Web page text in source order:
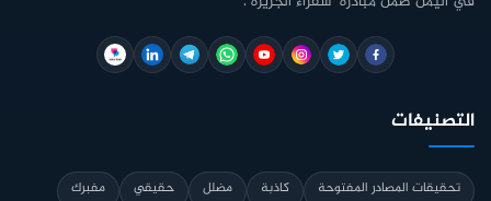
التصنيفات
تحقيقات المصادر المفتوحة كاذبة مضلل حقيقي
مفبرك